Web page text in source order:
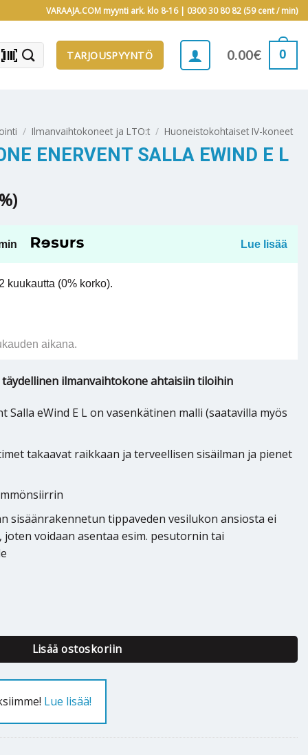
VARAAJA.COM myynti ark. klo 8-16 | 0300 30 80 82 (59 cent / min)
barcode_scanner TARJOUSPYYNTÖ 0.00€ 0
/ Ilmanvaihtokoneet ja LTO:t / Huoneistokohtaiset IV-koneet
ENERVENT SALLA EWIND E L
Lue lisää
kuukautta (0% korko).
aikana.
täydellinen ilmanvaihtokone ahtaisiin tiloihin
Salla eWind E L on vasenkätinen malli (saatavilla myös
takaavat raikkaan ja terveellisen sisäilman ja pienet
sisäänrakennetun tippaveden vesilukon ansiosta ei
voidaan asentaa esim. pesutornin tai
E L määrä
Lisää ostoskoriin
Lue lisää!